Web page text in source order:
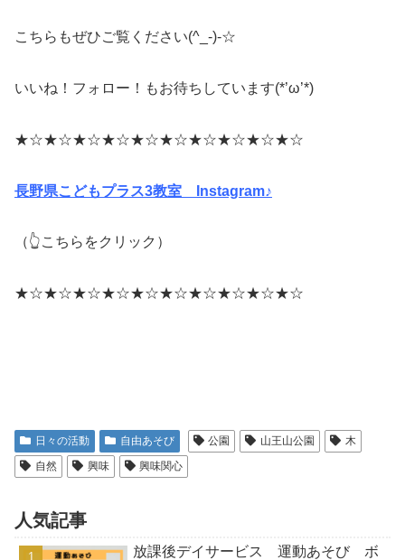
こちらもぜひご覧ください(^_-)-☆
いいね！フォロー！もお待ちしています(*’ω’*)
★☆★☆★☆★☆★☆★☆★☆★☆★☆★☆
長野県こどもプラス3教室 Instagram♪
（👆こちらをクリック）
★☆★☆★☆★☆★☆★☆★☆★☆★☆★☆
日々の活動 自由あそび 公園 山王山公園
木
自然
興味 興味関心
人気記事
放課後デイサービス 運動あそび ボ